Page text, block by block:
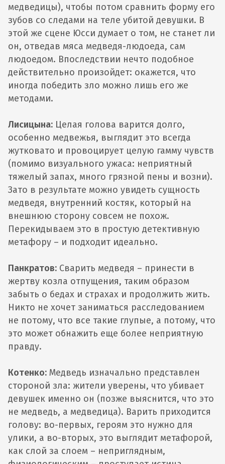
медведицы), чтобы потом сравнить форму его
зубов со следами на теле убитой девушки. В
этой же сцене Юсси думает о том, не станет ли
он, отведав мяса медведя-людоеда, сам
людоедом. Впоследствии нечто подобное
действительно произойдет: окажется, что
иногда победить зло можно лишь его же
методами.
Лисицына: Целая голова варится долго,
особенно медвежья, выглядит это всегда
жутковато и провоцирует целую гамму чувств
(помимо визуального ужаса: неприятный
тяжелый запах, много грязной пены и возни).
Зато в результате можно увидеть сущность
медведя, внутренний костяк, который на
внешнюю сторону совсем не похож.
Перекидываем это в простую детективную
метафору – и подходит идеально.
Панкратов: Сварить медведя – принести в
жертву козла отпущения, таким образом
забыть о бедах и страхах и продолжить жить.
Никто не хочет заниматься расследованием
не потому, что все такие глупые, а потому, что
это может обнажить еще более неприятную
правду.
Котенко: Медведь изначально представлен
стороной зла: жители уверены, что убивает
девушек именно он (позже выяснится, что это
не медведь, а медведица). Варить приходится
голову: во-первых, героям это нужно для
улики, а во-вторых, это выглядит метафорой,
как слой за слоем – неприглядным,